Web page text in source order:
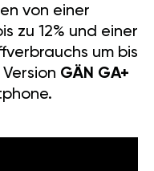
von einer
zu 12% und einer
um bis
GÄN GA+